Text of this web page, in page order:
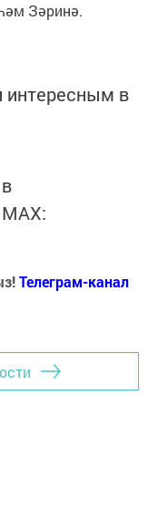
Зәринә.
в
Телеграм-канал